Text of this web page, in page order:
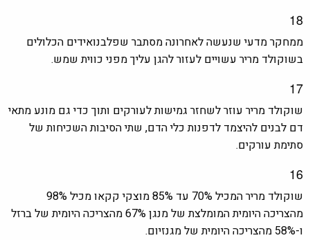
18
ממחקר מדעי שנעשה לאחרונה מסתבר שפלבנואידים הכלולים
בשוקולד מריר עשויים לעזור להגן עליך מפני כווית שמש.
17
שוקולד מריר עוזר לשחזר גמישות לעורקים ותוך כדי גם מונע מתאי
דם לבנים להיצמד לדפנות כלי הדם, שתי הסיבות השכיחות של
סתימת עורקים.
16
שוקולד מריר המכיל 70%
עד 85% מוצקי קקאו מכיל 98%
מהצריכה היומית המומלצת של מנגן 67% מהצריכה היומית של ברזל
ו-58%
מהצריכה היומיתשל מגנזיום.